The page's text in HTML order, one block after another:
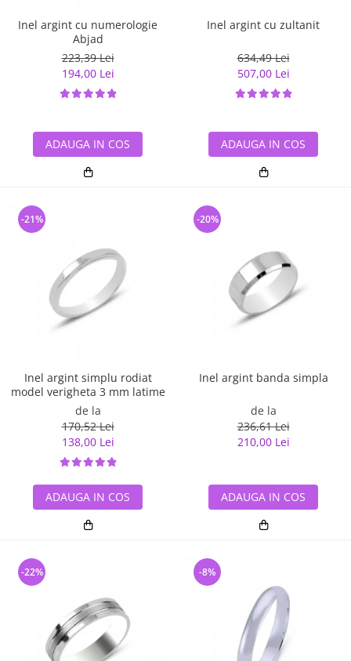
Inel argint cu numerologie
Abjad
223,39 Lei
194,00 Lei
ADAUGA IN COS
Inel argint cu zultanit
634,49 Lei
507,00 Lei
ADAUGA IN COS
Inel argint simplu rodiat
model verigheta 3 mm latime
de la
170,52 Lei
138,00 Lei
-21%
ADAUGA IN COS
Inel argint banda simpla
de la
236,61 Lei
210,00 Lei
-20%
ADAUGA IN COS
-22% -8%